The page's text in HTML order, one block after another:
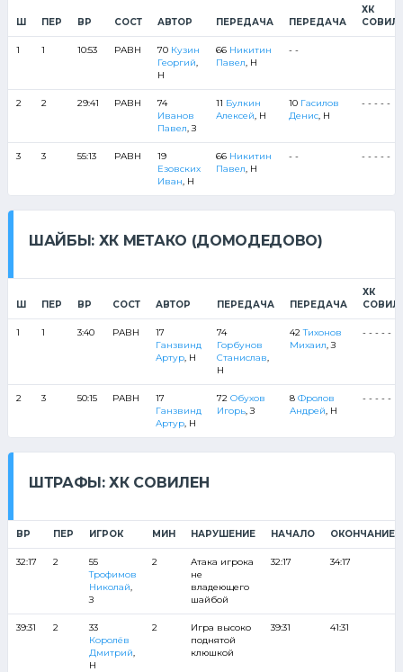
Ш ПЕР ВР СОСТ АВТОР ПЕРЕДАЧА ПЕРЕДАЧА
ХК
1 1 10:53 РАВН 70 Кузин
Георгий,
Н
66 Никитин
Павел, Н
- -
2 2 29:41 РАВН
74
Иванов
Павел, З
11 Булкин
Алексей, Н
10 Гасилов
Денис, Н
- - - - -
3 3 55:13 РАВН
19
Езовских
Иван, Н
66 Никитин
Павел, Н
- - - - - - -
ШАЙБЫ: ХК МЕТАКО (ДОМОДЕДОВО)
Ш ПЕР ВР СОСТ АВТОР ПЕРЕДАЧА ПЕРЕДАЧА
ХК
1 1 3:40 РАВН
17
Ганзвинд
Артур, Н
74
Горбунов
Станислав,
Н
42Тихонов
Михаил, З
- - - - -
2 3 50:15 РАВН
17
Ганзвинд
Артур, Н
72 Обухов
Игорь, З
8 Фролов
Андрей, Н
- - - - -
ШТРАФЫ: ХК СОВИЛЕН
ВР ПЕР ИГРОК МИН НАРУШЕНИЕ НАЧАЛО ОКОНЧАНИЕ
32:17 2
55
Трофимов
Николай,
З
2
Атака игрока
не
владеющего
шайбой
32:17 34:17
39:31 2
33
Королёв
Дмитрий,
Н
2
Игра высоко
поднятой
клюшкой
39:31 41:31